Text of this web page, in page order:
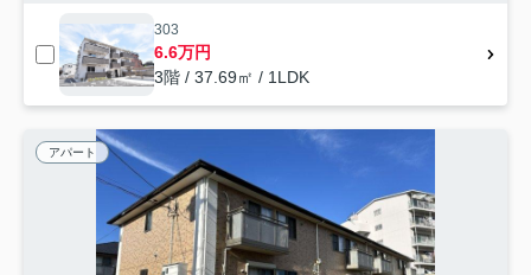
303
6.6万円
3階 / 37.69㎡ / 1LDK
アパート